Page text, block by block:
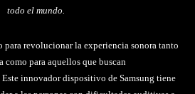
todo el mundo.
para revolucionar la experiencia sonora tanto
como para aquellos que buscan
Este innovador dispositivo de Samsung tiene